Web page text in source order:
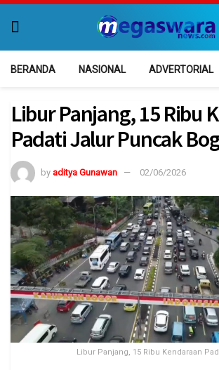
BERANDA NASIONAL ADVERTORIAL
Libur Panjang, 15 Ribu
Padati Jalur Puncak
by aditya Gunawan 02/06/2026
Libur Panjang, 15 Ribu Kendaraan